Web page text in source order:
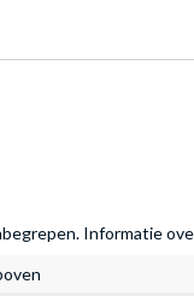
Informatie